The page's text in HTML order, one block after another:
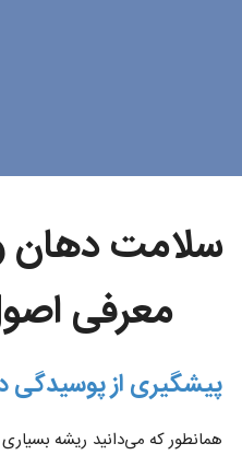
سلامت دهان
معرفی
پیشگیری از پوسیدگی
همانطور که می‌دانید ریشه